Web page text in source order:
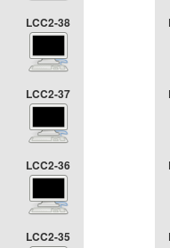
LCC2-38
LCC2-37
LCC2-36
LCC2-35